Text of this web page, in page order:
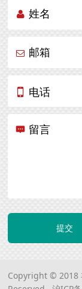
姓名
邮箱
电话
留言
提交
Copyright © 2018